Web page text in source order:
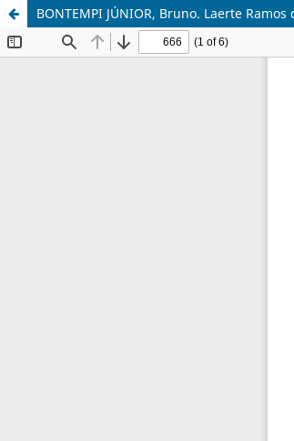
BONTEMPI JÚNIOR, Bruno. Laerte